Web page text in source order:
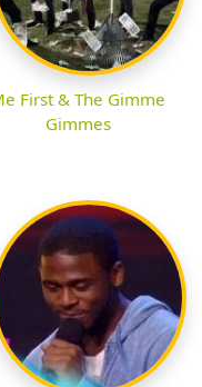
First & The Gimme
Gimmes